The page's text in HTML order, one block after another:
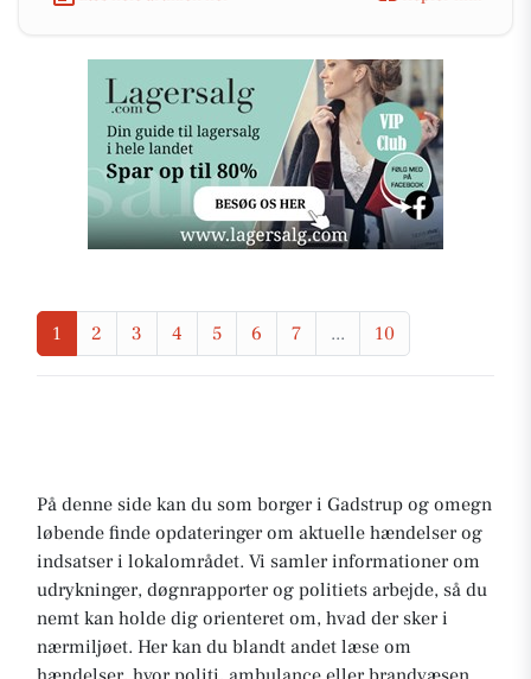
1 2 3 4 5 6 7 ... 10
På denne side kan du som borger i Gadstrup og omegn
løbende finde opdateringer om aktuelle hændelser og
indsatser i lokalområdet. Vi samler informationer om
udrykninger, døgnrapporter og politiets arbejde, så du
nemt kan holde dig orienteret om, hvad der sker i
nærmiljøet. Her kan du blandt andet læse om